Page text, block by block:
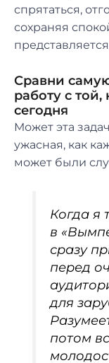
спрятаться,
сохраняя
Сравни
работу с той,
сегодня
Может эта
ужасная, как
может были
Когда я
в
сразу
перед
для
потом